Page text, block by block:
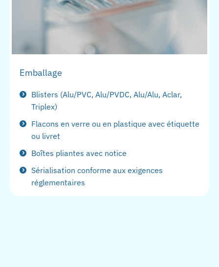
Emballage
Blisters (Alu/PVC, Alu/PVDC, Alu/Alu, Aclar,
Triplex)
Flacons en verre ou en plastique avec étiquette
ou livret
Boîtes pliantes avec notice
Sérialisation conforme aux exigences
réglementaires